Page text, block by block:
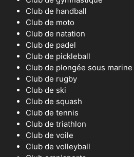
Club de handball
Club de moto
Club de natation
Club de padel
Club de pickleball
Club de plongée sous marine
Club de rugby
Club de ski
Club de squash
Club de tennis
Club de triathlon
Club de voile
Club de volleyball